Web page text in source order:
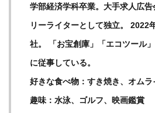
学部経済学科卒業。大手求人広
リーライターとして独立。 2022
社。 「お宝創庫」「エコツール
に従事している。
好きな食べ物：すき焼き、オム
趣味：水泳、ゴルフ、映画鑑賞